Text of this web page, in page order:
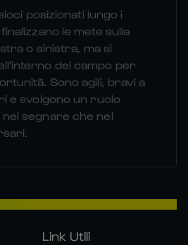
posizionati lungo i
le mete sulla
o sinistra, ma si
del campo per
Sono agili, bravi a
e svolgono un ruolo
segnare che nel
Link Utili